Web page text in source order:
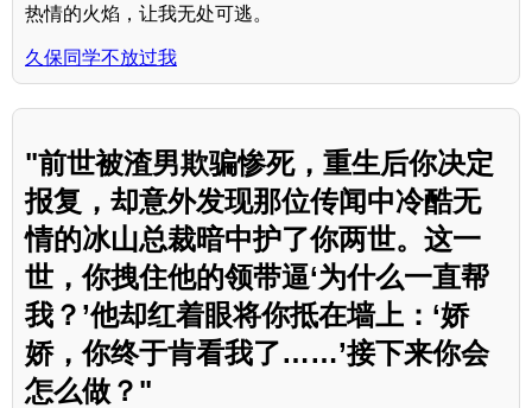
热情的火焰，让我无处可逃。
久保同学不放过我
"前世被渣男欺骗惨死，重生后你决定
报复，却意外发现那位传闻中冷酷无
情的冰山总裁暗中护了你两世。这一
世，你拽住他的领带逼‘为什么一直帮
我？’他却红着眼将你抵在墙上：‘娇
娇，你终于肯看我了……’接下来你会
怎么做？"